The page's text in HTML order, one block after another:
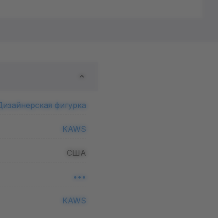
фигурка
KAWS
США
•••
KAWS